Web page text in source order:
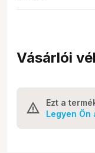
Vásárlói
Ezt a
Legyen Ön